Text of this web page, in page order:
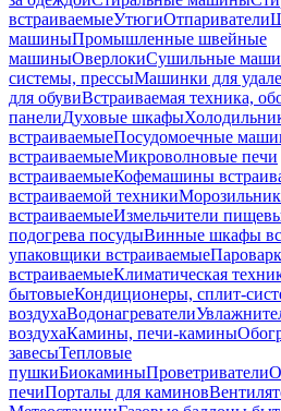
встраиваемыеУтюгиОтпариватели
машиныПромышленные швейные
машиныОверлокиСушильные
системы, прессыМашинки для
для обувиВстраиваемая техника,
панелиДуховые шкафы
встраиваемыеПосудомоечные
встраиваемыеМикроволновые печи
встраиваемыеКофемашины
встраиваемой техники
встраиваемыеИзмельчители
подогрева посудыВинные шкафы
упаковщики встраиваемые
встраиваемыеКлиматическая
бытовыеКондиционеры, сплит-
воздухаВодонагреватели
воздухаКамины, печи-камины
завесыТепловые
пушкиБиокаминыПроветриватели
печиПорталы для каминов